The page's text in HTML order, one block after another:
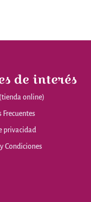
de interés
online)
Frecuentes
privacidad
Condiciones